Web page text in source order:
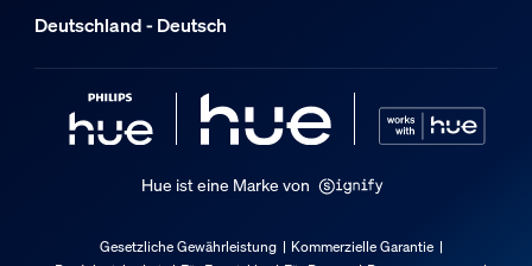
Deutschland - Deutsch
Hue ist eine Marke von
Gesetzliche Gewährleistung
Kommerzielle Garantie